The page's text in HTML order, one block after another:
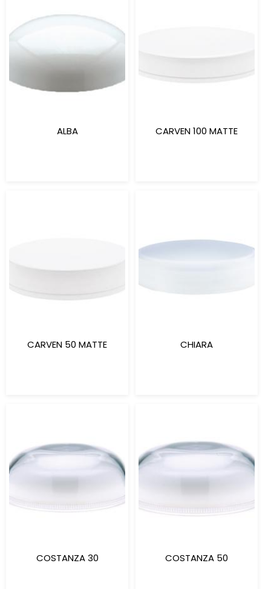
ALBA CARVEN 100 MATTE
CARVEN 50 MATTE CHIARA
COSTANZA 30 COSTANZA 50